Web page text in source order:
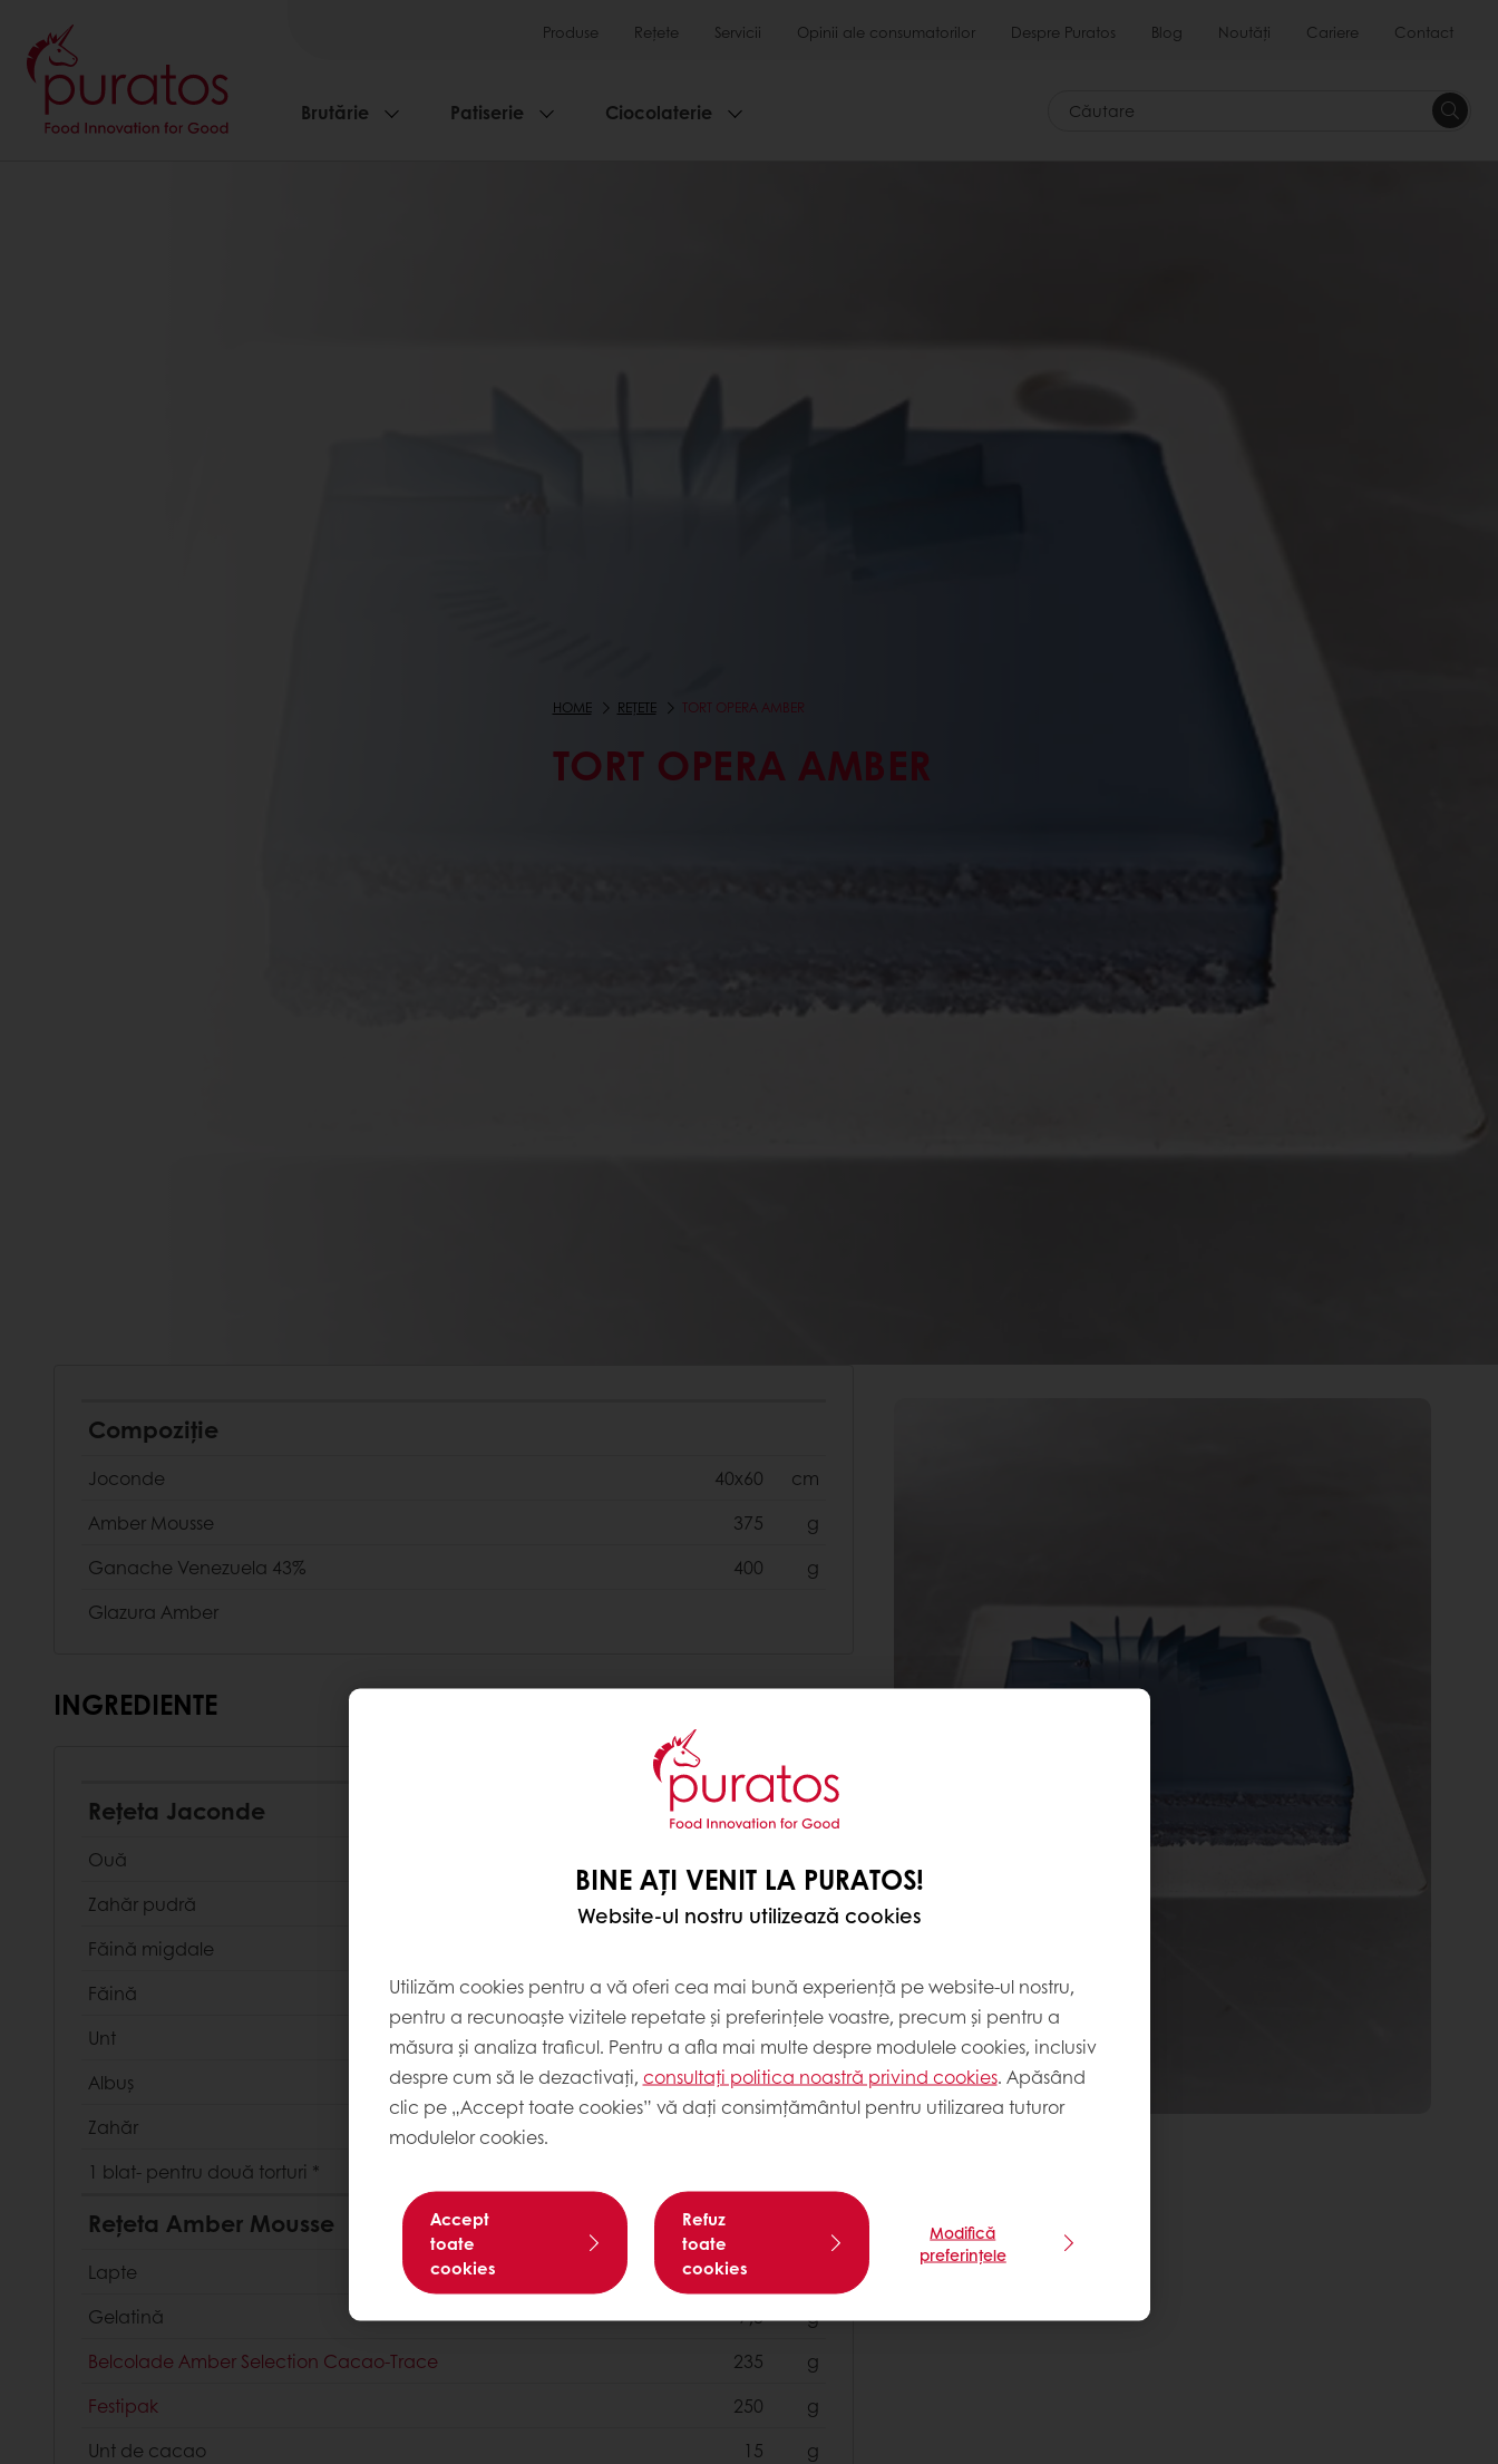
Produse Rețete Servicii Opinii ale consumatorilor Despre Puratos Blog Noutăți Cariere Contact
Brutărie Patiserie Ciocolaterie Căutare
HOME REȚETE TORT OPERA AMBER
TORT OPERA AMBER
Compoziție
Joconde 40x60
cm
Amber Mousse
375
g
Ganache Venezuela 43%
400
g
Glazura Amber
INGREDIENTE
Rețeta Jaconde
Ouă
Zahăr pudră
Făină migdale
Făină
40
g
Unt
30
Albuș
120
g
Zahăr
1 blat- pentru două torturi *
Rețeta Amber Mousse
Lapte 125
Gelatină
7,5
g
Belcolade Amber Selection Cacao-Trace
235
g
Festipak
250
g
Unt de cacao
15 g
BINE AȚI VENIT LA PURATOS!
Website-ul nostru utilizează cookies
Utilizăm cookies pentru a vă oferi cea mai bună experiență pe website-ul nostru,
pentru a recunoaște vizitele repetate și preferințele voastre, precum și pentru a
măsura și analiza traficul. Pentru a afla mai multe despre modulele cookies, inclusiv
despre cum să le dezactivați, consultați politica noastră privind cookies. Apăsând
clic pe „Accept toate cookies” vă dați consimțământul pentru utilizarea tuturor
modulelor cookies.
Accept
toate
cookies
Refuz
toate
cookies
Modifică
preferințele